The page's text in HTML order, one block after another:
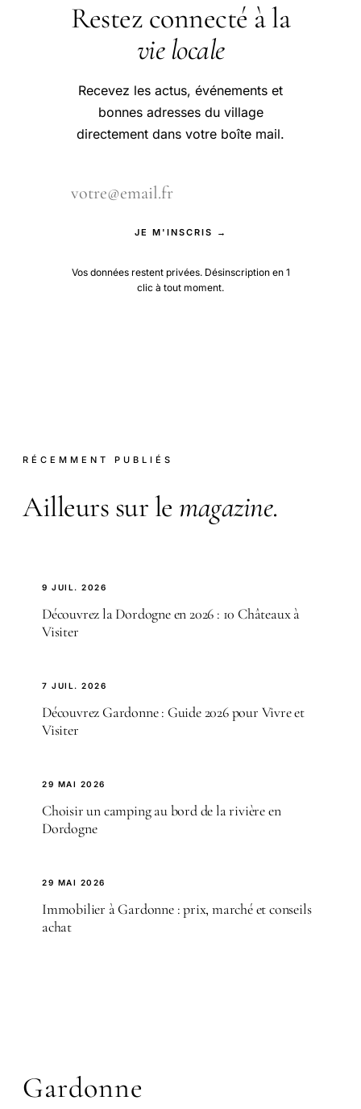
Restez connecté à la
vie locale
Recevez les actus, événements et
bonnes adresses du village
directement dans votre boîte mail.
JE M'INSCRIS →
Vos données restent privées. Désinscription en 1
clic à tout moment.
RÉCEMMENT PUBLIÉS
Ailleurs sur le magazine.
9 JUIL. 2026
Découvrez la Dordogne en 2026 : 10 Châteaux à
Visiter
7 JUIL. 2026
Découvrez Gardonne : Guide 2026 pour Vivre et
Visiter
29 MAI 2026
Choisir un camping au bord de la rivière en
Dordogne
29 MAI 2026
Immobilier à Gardonne : prix, marché et conseils
achat
Gardonne